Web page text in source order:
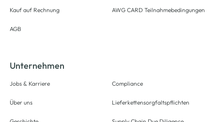
Kauf auf Rechnung
AGB
AWG CARD Teilnahmebedingungen
Unternehmen
Jobs & Karriere
Über uns
Compliance
Lieferkettensorgfaltspflichten